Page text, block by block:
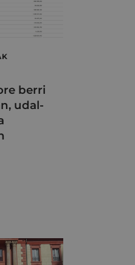
berri
udal-